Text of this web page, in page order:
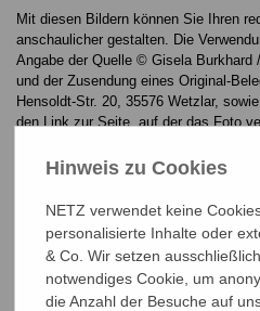
Mit diesen Bildern können Sie Ihren
anschaulicher gestalten. Die
Angabe der Quelle © Gisela Burkhard
und der Zusendung eines Original-
Hensoldt-Str. 20, 35576 Wetzlar,
den Link zur Seite, auf der das Foto
Eine Speicherung in Datenbanken
NETZ Bangladesch gestattet.
Fotodownload (zip, 1,7 MB)
Hinweis zu Cookies
NETZ verwendet keine
personalisierte Inhalte oder
& Co. Wir setzen
notwendiges Cookie, um
die Anzahl der Besuche auf